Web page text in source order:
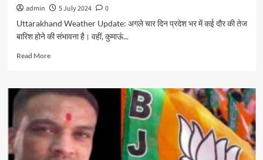
admin 5 July 2024
0
Uttarakhand Weather Update: अगले चार दिन प्रदेश भर में कई दौर की तेज
बारिश होने की संभावना है। वहीं, कुमाऊं...
Read More